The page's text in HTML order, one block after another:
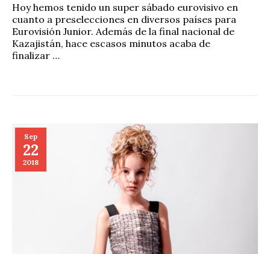
Hoy hemos tenido un super sábado eurovisivo en
cuanto a preselecciones en diversos países para
Eurovisión Junior. Además de la final nacional de
Kazajistán, hace escasos minutos acaba de
finalizar …
Sep
22
2018